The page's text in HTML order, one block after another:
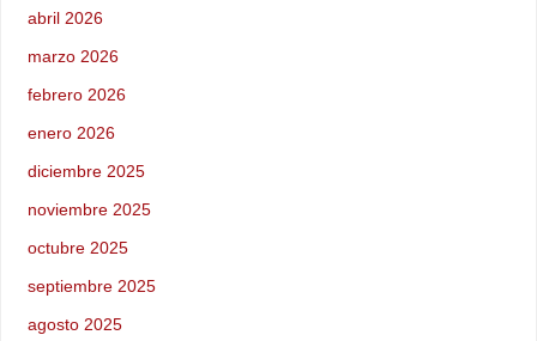
abril 2026
marzo 2026
febrero 2026
enero 2026
diciembre 2025
noviembre 2025
octubre 2025
septiembre 2025
agosto 2025